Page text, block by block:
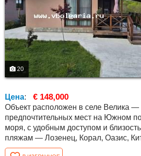
20
Цена: € 148,000
Объект расположен в селе Велика — одном из
предпочтительных мест на Южном
моря, с удобным доступом и
пляжам — Лозенец, Корал, Оазис,
Расстояние до Царево около 10 км,